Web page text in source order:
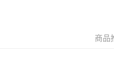
商品